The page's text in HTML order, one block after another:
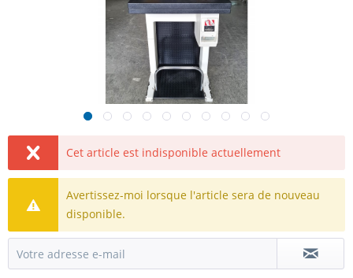
Cet article est indisponible actuellement
Avertissez-moi lorsque l'article sera de nouveau
disponible.